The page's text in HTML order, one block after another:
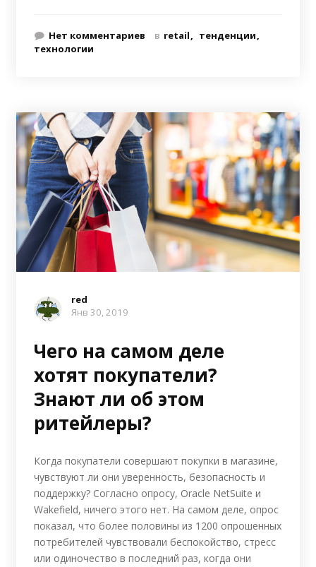
Нет комментариев в retail
тенденции
технологии
red
Янв 30, 2019
Чего на самом деле
хотят покупатели?
Знают ли об этом
ритейлеры?
Когда покупатели совершают покупки в магазине,
чувствуют ли они уверенность, безопасность и
поддержку? Согласно опросу, Oracle NetSuite и
Wakefield, ничего этого нет. На самом деле, опрос
показал, что более половины из 1200 опрошенных
потребителей чувствовали беспокойство, стресс
или одиночество в последний раз, когда они